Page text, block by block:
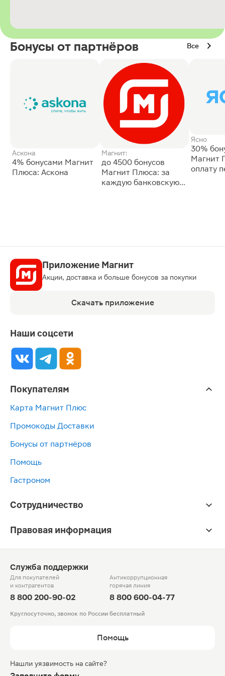
Бонусы от партнёров Все
Аскона
4% бонусами Магнит
Плюса: Аскона
Магнит:
до 4500 бонусов
Магнит Плюса: за
каждую банковскую
Ясно
30%
Магнит
оплату
Приложение Магнит
Акции, доставка и больше бонусов за покупки
Скачать приложение
Наши соцсети
Покупателям
Карта Магнит Плюс
Промокоды Доставки
Бонусы от партнёров
Помощь
Гастроном
Сотрудничество
Правовая информация
Служба поддержки
Для покупателей
и контрагентов
8 800 200-90-02
Антикоррупционная
горячая линия
8 800 600-04-77
Круглосуточно, звонок по России бесплатный
Помощь
Нашли уязвимость на сайте?